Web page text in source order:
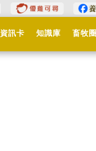
資訊卡 知識庫 畜牧圈